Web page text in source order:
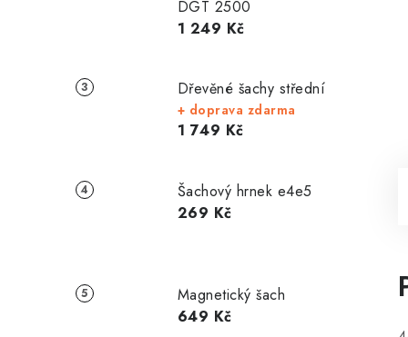
DGT 2500
1 249 Kč
Dřevěné šachy střední
+ doprava zdarma
1 749 Kč
Šachový hrnek e4e5
269 Kč
Magnetický šach
649 Kč